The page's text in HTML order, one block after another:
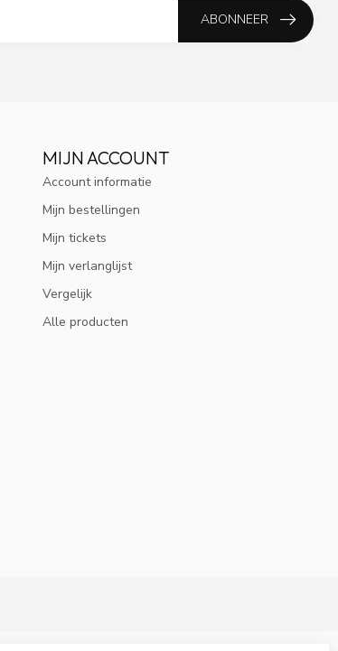
ABONNEER
MIJN ACCOUNT
Account informatie
Mijn bestellingen
Mijn tickets
Mijn verlanglijst
Vergelijk
Alle producten